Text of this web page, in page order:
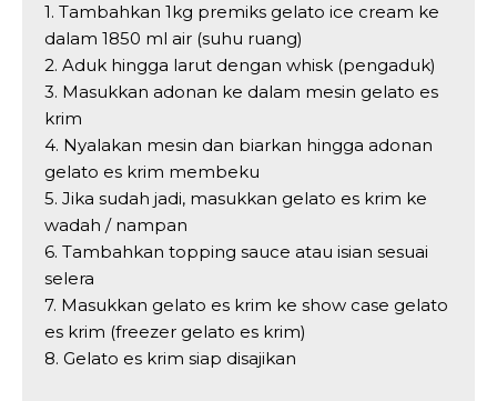
1. Tambahkan 1kg premiks gelato ice cream ke
dalam 1850 ml air (suhu ruang)
2. Aduk hingga larut dengan whisk (pengaduk)
3. Masukkan adonan ke dalam mesin gelato es
krim
4. Nyalakan mesin dan biarkan hingga adonan
gelato es krim membeku
5. Jika sudah jadi, masukkan gelato es krim ke
wadah / nampan
6. Tambahkan topping sauce atau isian sesuai
selera
7. Masukkan gelato es krim ke show case gelato
es krim (freezer gelato es krim)
8. Gelato es krim siap disajikan